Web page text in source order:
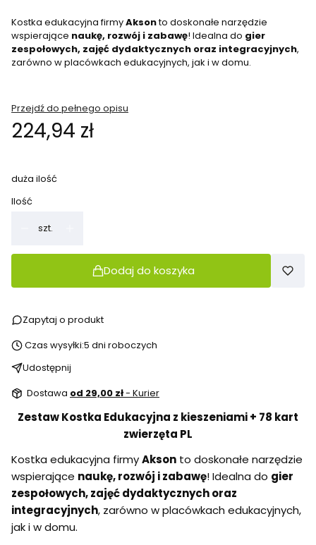
Kostka edukacyjna firmyAksonto doskonałe narzędzie
wspierające naukę, rozwój i zabawę! Idealna do gier
zespołowych, zajęć dydaktycznych oraz integracyjnych,
zarówno w placówkach edukacyjnych, jak i w domu.
Przejdź do pełnego opisu
Cena
224,94 zł
duża ilość
Ilość
szt.
Dodaj do koszyka
Zapytaj o produkt
Czas wysyłki:5 dni roboczych
Udostępnij
Dostawa od 29,00 zł- Kurier
Zestaw Kostka Edukacyjna z kieszeniami + 78 kart
zwierzęta PL
Kostka edukacyjna firmyAkson to doskonałe narzędzie
wspierające naukę, rozwój i zabawę! Idealna do gier
zespołowych, zajęć dydaktycznych oraz
integracyjnych, zarówno w placówkach edukacyjnych,
jak i w domu.